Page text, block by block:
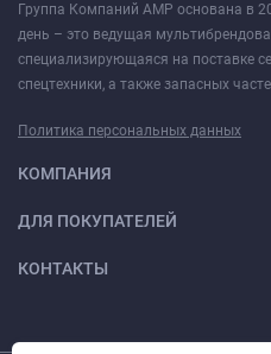
Группа Компаний АМР основана в
день – это ведущая
специализирующаяся на поставке
спецтехники, а также запасных
Политика персональных данных
КОМПАНИЯ
ДЛЯ ПОКУПАТЕЛЕЙ
КОНТАКТЫ